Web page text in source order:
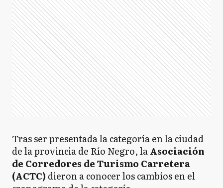
Tras ser presentada la categoría en la ciudad
de la provincia de Río Negro, laAsociación
de Corredores de Turismo Carretera
(ACTC) dieron a conocer los cambios en el